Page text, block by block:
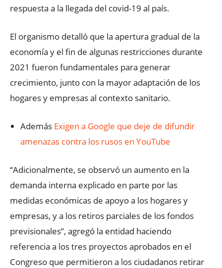
respuesta a la llegada del covid-19 al país.
El organismo detalló que la apertura gradual de la
economía y el fin de algunas restricciones durante
2021 fueron fundamentales para generar
crecimiento, junto con la mayor adaptación de los
hogares y empresas al contexto sanitario.
Además Exigen a Google que deje de difundir
amenazas contra los rusos en YouTube
“Adicionalmente, se observó un aumento en la
demanda interna explicado en parte por las
medidas económicas de apoyo a los hogares y
empresas, y a los retiros parciales de los fondos
previsionales”, agregó la entidad haciendo
referencia a los tres proyectos aprobados en el
Congreso que permitieron a los ciudadanos retirar